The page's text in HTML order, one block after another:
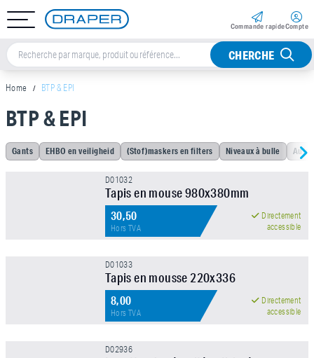
Commande rapideCompte
CHERCHE
Home BTP & EPI
Sorteer op
APPLIQUER LE FILTRE
BTP & EPI
Gants EHBO en veiligheid (Stof)maskers en filters Niveaux à bulle
D01032
Tapis en mouse 980x380mm
30,50
Hors TVA
Directement
accessible
D01033
Tapis en mousse 220x336
8,00
Hors TVA
Directement
accessible
D02936